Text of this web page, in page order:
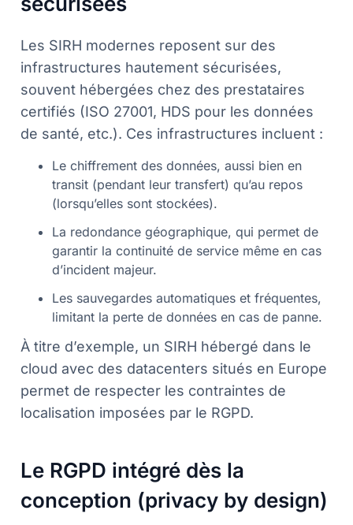
Les SIRH modernes reposent sur des
infrastructures hautement sécurisées,
souvent hébergées chez des prestataires
certifiés (ISO 27001, HDS pour les données
de santé, etc.). Ces infrastructures incluent :
Le chiffrement des données, aussi bien en
transit (pendant leur transfert) qu’au repos
(lorsqu’elles sont stockées).
La redondance géographique, qui permet de
garantir la continuité de service même en cas
d’incident majeur.
Les sauvegardes automatiques et fréquentes,
limitant la perte de données en cas de panne.
À titre d’exemple, un SIRH hébergé dans le
cloud avec des datacenters situés en Europe
permet de respecter les contraintes de
localisation imposées par le RGPD.
Le RGPD intégré dès la
conception (privacy by design)